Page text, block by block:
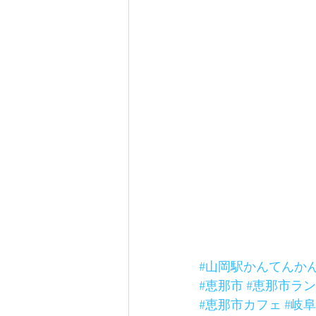
#山岡駅かんてんか
#恵那市#恵那市ラ
#恵那市カフェ #岐阜